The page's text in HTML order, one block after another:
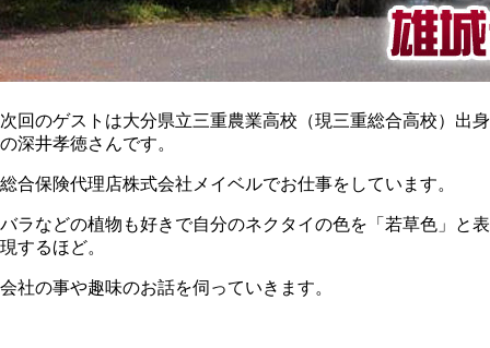
次回のゲストは大分県立三重農業高校（現三重総合高校）出身
の深井孝徳さんです。
総合保険代理店株式会社メイベルでお仕事をしています。
バラなどの植物も好きで自分のネクタイの色を「若草色」と表
現するほど。
会社の事や趣味のお話を伺っていきます。